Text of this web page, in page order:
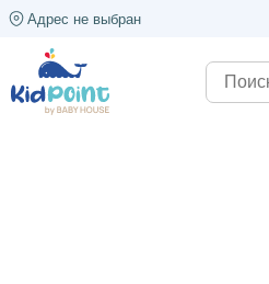
Адрес не выбран